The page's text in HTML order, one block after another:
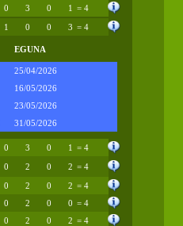
0 3 0 1 = 4
1 0 0 3 = 4
EGUNA
25/04/2026
16/05/2026
23/05/2026
31/05/2026
0 3 0 1 = 4
0 2 0 2 = 4
0 2 0 2 = 4
0 2 0 0 = 4
0 2 0 2 = 4